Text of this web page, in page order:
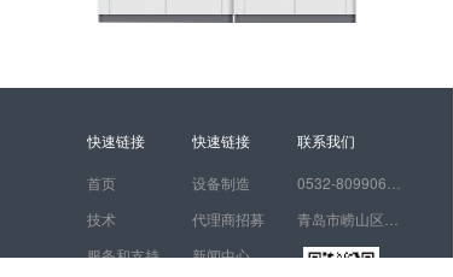
快速链接
首页
技术
服务和支持
快速链接
设备制造
代理商招募
新闻中心
联系我们